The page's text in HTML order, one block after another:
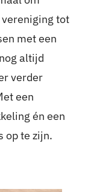
vereniging tot
met een
altijd
verder
een
én een
op te zijn.